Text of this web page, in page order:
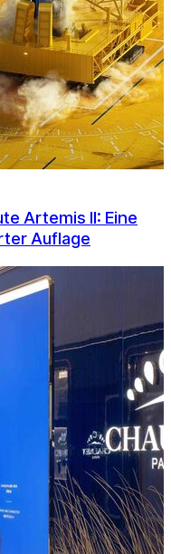
Artemis II: Eine
Auflage